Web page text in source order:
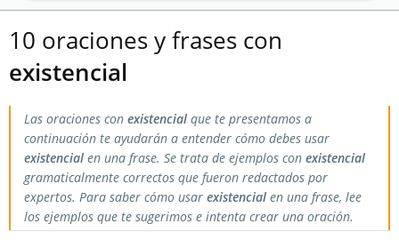
10 oraciones y frases con
existencial
Las oraciones con existencial que te presentamos a
continuación te ayudarán a entender cómo debes usar
existencial en una frase. Se trata de ejemplos con existencial
gramaticalmente correctos que fueron redactados por
expertos. Para saber cómo usar existencial en una frase, lee
los ejemplos que te sugerimos e intenta crear una oración.